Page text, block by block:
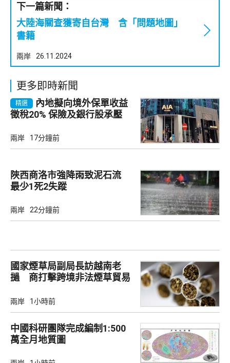
下一篇新聞：
大陸海關查獲寄自台灣 含「問題地圖」
書籍
兩岸 26.11.2024
更多即時新聞
精選
內地擬向境外保單收益
徵稅20% 保險及銀行股承壓
兩岸 17分鐘前
陜西商洛市強降雨致泥石流
最少1死2失蹤
兩岸 22分鐘前
國家煙草局副局長訪越南老
撾 商打擊跨境非法煙草貿易
兩岸 1小時前
中國科研團隊完成編制1:500
萬全月地質圖